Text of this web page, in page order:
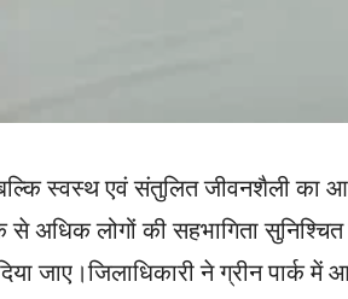
स्वस्थ एवं संतुलित जीवनशैली का
से अधिक लोगों की सहभागिता
जाए।जिलाधिकारी ने ग्रीन पार्क में